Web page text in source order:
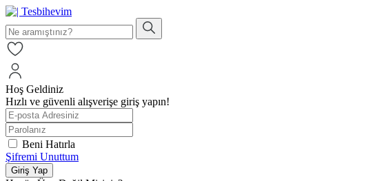
Hoş Geldiniz
Hızlı ve güvenli alışverişe giriş yapın!
Beni Hatırla
Şifremi Unuttum
Giriş Yap